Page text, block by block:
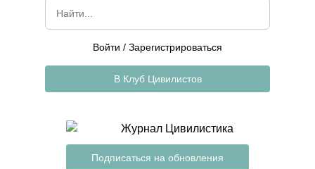
Подписаться на обновления
Войти / Зарегистрироваться
В Клуб Цивилистов